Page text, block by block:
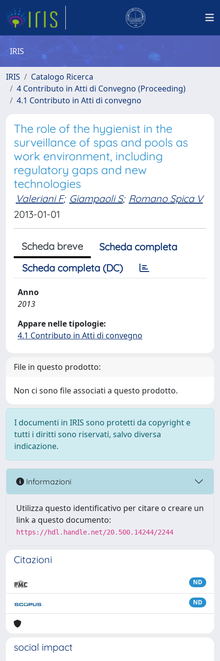
IRIS
IRIS
Catalogo Ricerca
4 Contributo in Atti di Convegno (Proceeding)
4.1 Contributo in Atti di convegno
The role of the hygienist in the
surveillance of spas and pools as
work environment, including
regulatory gaps and new
technologies
Valeriani F; Giampaoli S; Romano Spica V
2013-01-01
Scheda breve
Scheda completa
Scheda completa (DC)
Anno
2013
Appare nelle tipologie:
4.1 Contributo in Atti di convegno
File in questo prodotto:
Non ci sono file associati a questo prodotto.
I documenti in IRIS sono protetti da copyright e
tutti i diritti sono riservati, salvo diversa
indicazione.
Informazioni
Utilizza questo identificativo per citare o creare un
link a questo documento:
https://hdl.handle.net/20.500.14244/2244
Citazioni
ND
ND
social impact